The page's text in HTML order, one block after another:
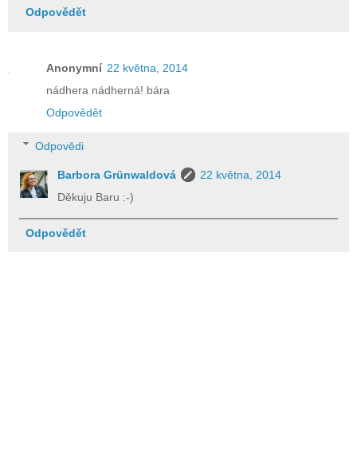
Odpovědět
Anonymní 22 května, 2014
nádhera nádherná! bára
Odpovědět
Odpovědi
Barbora Grünwaldová
22 května, 2014
Děkuju Baru :-)
Odpovědět